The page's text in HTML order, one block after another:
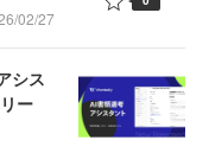
02/27
シス
ー